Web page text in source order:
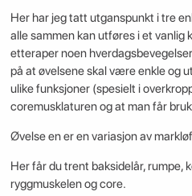
Her har jeg tatt utganspunkt i tre
alle sammen kan utføres i et
etteraper noen
på at øvelsene skal være enkle og
ulike funksjoner (spesielt i
coremusklaturen og at man får
Øvelse en er en variasjon av
Her får du trent baksidelår, rumpe,
ryggmuskelen og core.